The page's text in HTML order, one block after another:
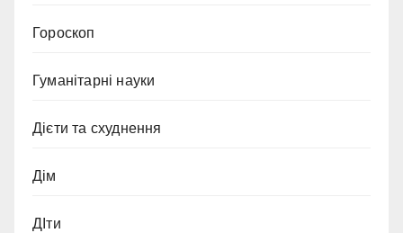
Гороскоп
Гуманітарні науки
Дієти та схуднення
Дім
ДІти